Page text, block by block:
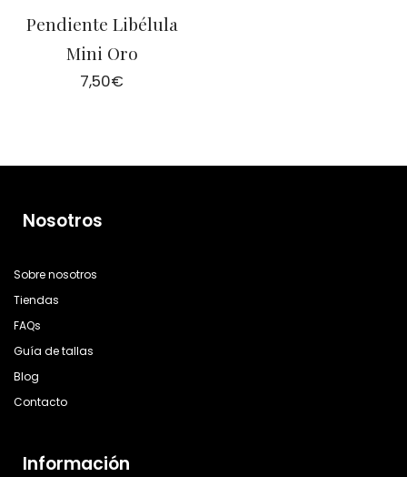
Pendiente Libélula
Mini Oro
7,50€
Nosotros
Sobre nosotros
Tiendas
FAQs
Guía de tallas
Blog
Contacto
Información